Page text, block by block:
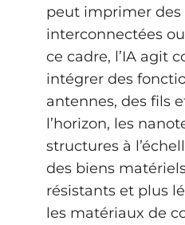
peut imprimer des
interconnectées
ce cadre, l’IA agit
intégrer des
antennes, des fils
l’horizon, les
structures à
des biens
résistants et plus
les matériaux de